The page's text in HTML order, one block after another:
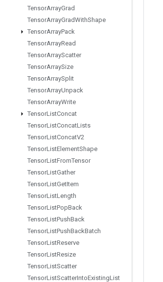
TensorArrayGrad
TensorArrayGradWithShape
TensorArrayPack
TensorArrayRead
TensorArrayScatter
TensorArraySize
TensorArraySplit
TensorArrayUnpack
TensorArrayWrite
TensorListConcat
TensorListConcatLists
TensorListConcatV2
TensorListElementShape
TensorListFromTensor
TensorListGather
TensorListGetItem
TensorListLength
TensorListPopBack
TensorListPushBack
TensorListPushBackBatch
TensorListReserve
TensorListResize
TensorListScatter
TensorListScatterIntoExistingList